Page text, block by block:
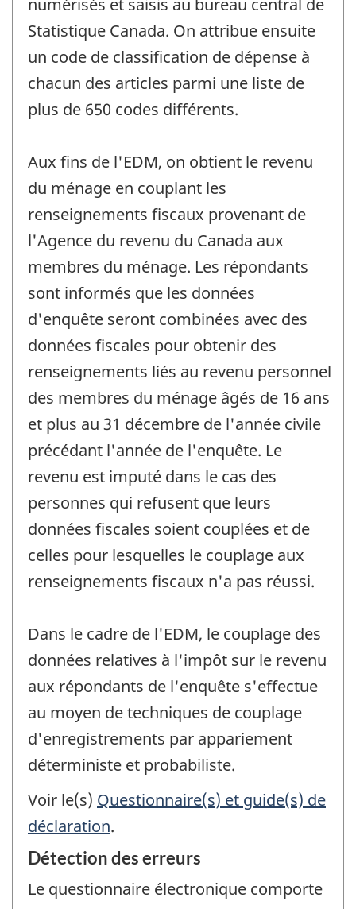
Statistique Canada. On attribue ensuite
un code de classification de dépense à
chacun des articles parmi une liste de
plus de 650 codes différents.
Aux fins de l'EDM, on obtient le revenu
du ménage en couplant les
renseignements fiscaux provenant de
l'Agence du revenu du Canada aux
membres du ménage. Les répondants
sont informés que les données
d'enquête seront combinées avec des
données fiscales pour obtenir des
renseignements liés au revenu personnel
des membres du ménage âgés de 16 ans
et plus au 31 décembre de l'année civile
précédant l'année de l'enquête. Le
revenu est imputé dans le cas des
personnes qui refusent que leurs
données fiscales soient couplées et de
celles pour lesquelles le couplage aux
renseignements fiscaux n'a pas réussi.
Dans le cadre de l'EDM, le couplage des
données relatives à l'impôt sur le revenu
aux répondants de l'enquête s'effectue
au moyen de techniques de couplage
d'enregistrements par appariement
déterministe et probabiliste.
Voir le(s) Questionnaire(s) et guide(s) de
déclaration.
Détection des erreurs
Le questionnaire électronique comporte